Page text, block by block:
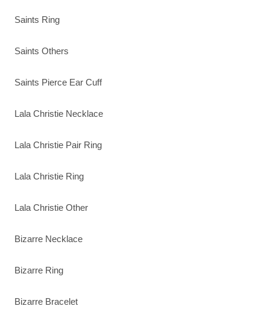
Saints Ring
Saints Others
Saints Pierce Ear Cuff
Lala Christie Necklace
Lala Christie Pair Ring
Lala Christie Ring
Lala Christie Other
Bizarre Necklace
Bizarre Ring
Bizarre Bracelet